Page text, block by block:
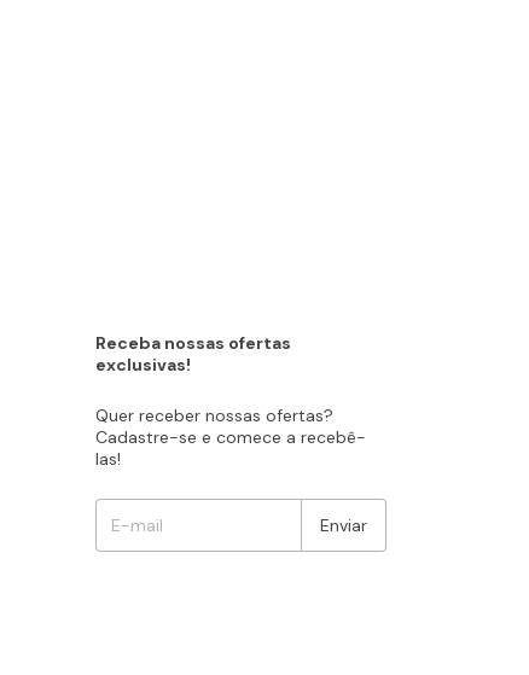
Receba nossas ofertas
exclusivas!
Quer receber nossas ofertas?
Cadastre-se e comece a recebê-
las!